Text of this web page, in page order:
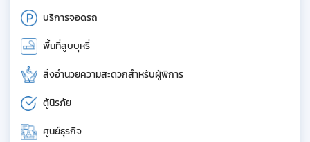
บริการจอดรถ
พื้นที่สูบบุหรี่
สิ่งอำนวยความสะดวกสำหรับผู้พิการ
ตู้นิรภัย
ศูนย์ธุรกิจ